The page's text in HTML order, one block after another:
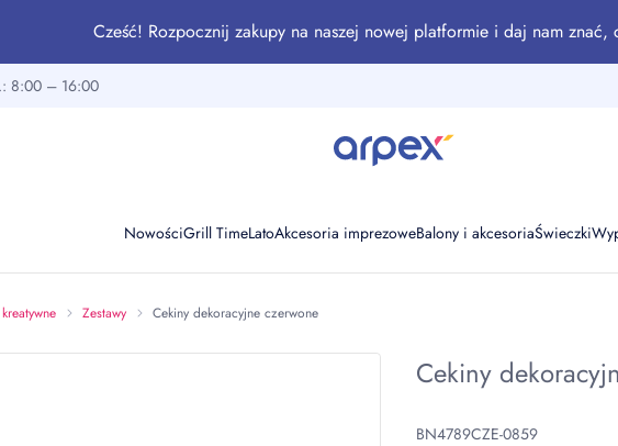
Cześć! Rozpocznij zakupy na naszej nowej platformie i daj nam znać,
8:00 – 16:00
NowościGrill TimeLatoAkcesoria imprezoweBalony i akcesoriaŚwieczki
Zestawy Cekiny dekoracyjne czerwone
Cekiny
BN4789CZE-0859